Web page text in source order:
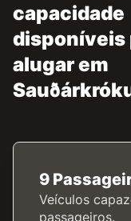
capacidade
disponíveis
alugar em
9
Veículos
passageiros.